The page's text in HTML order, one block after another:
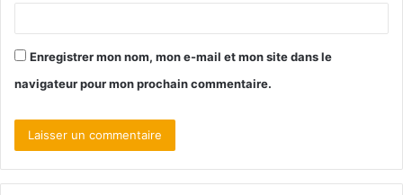
Enregistrer mon nom, mon e-mail et mon site dans le
navigateur pour mon prochain commentaire.